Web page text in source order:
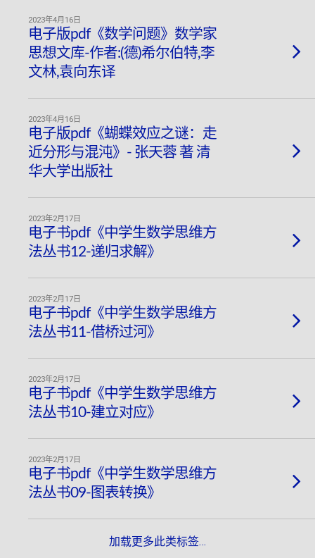
2023年4月16日
电子版pdf《数学问题》数学家
思想文库-作者:(德)希尔伯特,李
文林,袁向东译
2023年4月16日
电子版pdf《蝴蝶效应之谜：走
近分形与混沌》- 张天蓉 著 清
华大学出版社
2023年2月17日
电子书pdf《中学生数学思维方
法丛书12-递归求解》
2023年2月17日
电子书pdf《中学生数学思维方
法丛书11-借桥过河》
2023年2月17日
电子书pdf《中学生数学思维方
法丛书10-建立对应》
2023年2月17日
电子书pdf《中学生数学思维方
法丛书09-图表转换》
加载更多此类标签…